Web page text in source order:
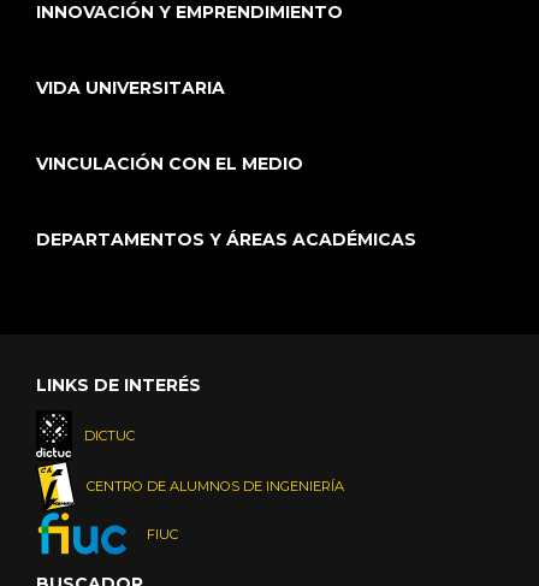
INNOVACIÓN Y EMPRENDIMIENTO
VIDA UNIVERSITARIA
VINCULACIÓN CON EL MEDIO
DEPARTAMENTOS Y ÁREAS ACADÉMICAS
LINKS DE INTERÉS
DICTUC
CENTRO DE ALUMNOS DE INGENIERÍA
FIUC